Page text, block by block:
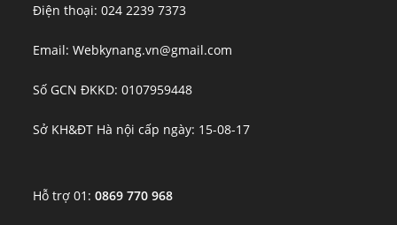
Điện thoại: 024 2239 7373
Email: Webkynang.vn@gmail.com
Số GCN ĐKKD: 0107959448
Sở KH&ĐT Hà nội cấp ngày: 15-08-17
Hỗ trợ 01:0869 770 968